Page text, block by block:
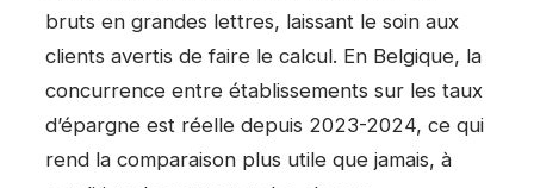
bruts en grandes lettres, laissant le soin aux
clients avertis de faire le calcul. En Belgique, la
concurrence entre établissements sur les taux
d’épargne est réelle depuis 2023-2024, ce qui
rend la comparaison plus utile que jamais, à